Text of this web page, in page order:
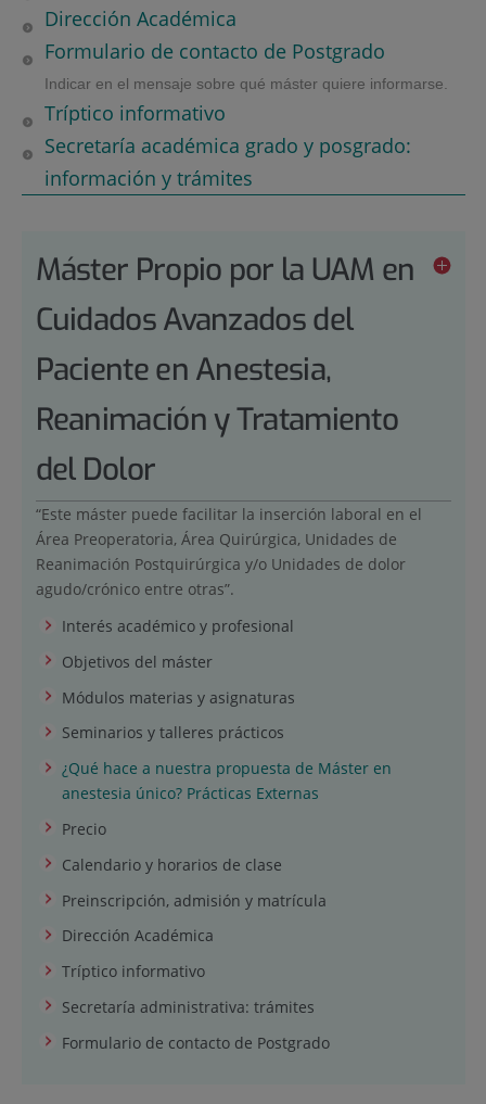
Dirección Académica
Formulario de contacto de Postgrado
Indicar en el mensaje sobre qué máster quiere informarse.
Tríptico informativo
Secretaría académica grado y posgrado:
información y trámites
Máster Propio por la UAM en
Cuidados Avanzados del
Paciente en Anestesia,
Reanimación y Tratamiento
del Dolor
“Este máster puede facilitar la inserción laboral en el
Área Preoperatoria, Área Quirúrgica, Unidades de
Reanimación Postquirúrgica y/o Unidades de dolor
agudo/crónico entre otras”.
Interés académico y profesional
Objetivos del máster
Módulos materias y asignaturas
Seminarios y talleres prácticos
¿Qué hace a nuestra propuesta de Máster en
anestesia único? Prácticas Externas
Precio
Calendario y horarios de clase
Preinscripción, admisión y matrícula
Dirección Académica
Tríptico informativo
Secretaría administrativa: trámites
Formulario de contacto de Postgrado